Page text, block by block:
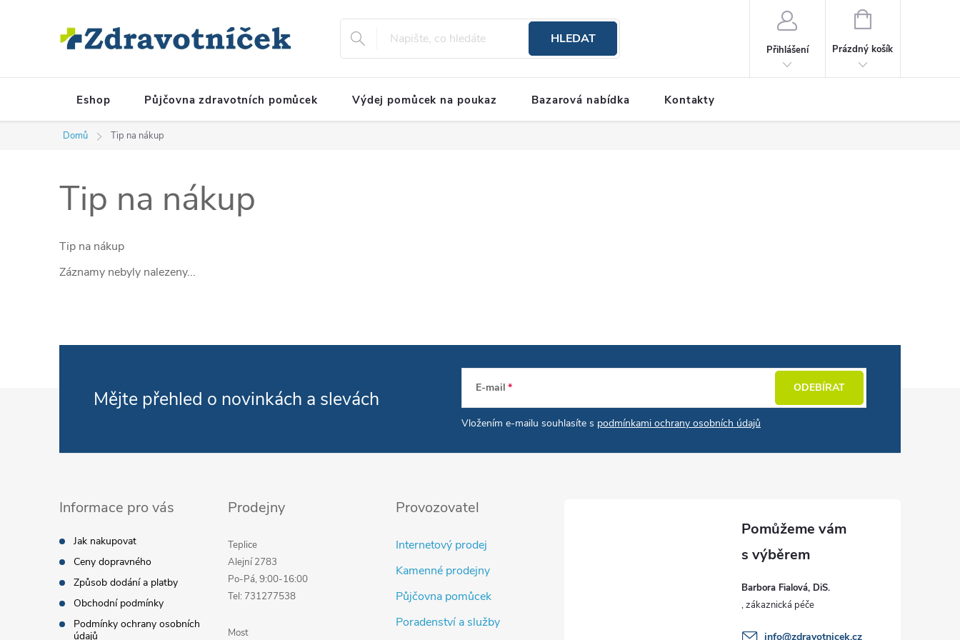
HLEDAT
Přihlášení
NÁKUPNÍ KOŠÍK
Prázdný košík
Eshop Půjčovna zdravotních pomůcek Výdej pomůcek na poukaz Bazarová nabídka Kontakty
Domů Tip na nákup
Tip na nákup
Tip na nákup
Záznamy nebyly nalezeny...
Mějte přehled o novinkách a slevách E-mail
Vložením e-mailu souhlasíte s podmínkami ochrany osobních údajů
ODEBÍRAT
Informace pro vás
Jak nakupovat
Ceny dopravného
Způsob dodání a platby
Obchodní podmínky
Podmínky ochrany osobních
údajů
Prodejny
Teplice
Alejní 2783
Po-Pá, 9:00-16:00
Tel: 731277538
Most
Provozovatel
Internetový prodej
Kamenné prodejny
Půjčovna pomůcek
Poradenství a služby
Barbora Fialová, DiS.
info@zdravotnicek.cz